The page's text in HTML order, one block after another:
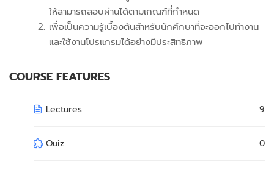
ให้สามารถสอบผ่านได้ตามเกณฑ์ที่กำหนด
เพื่อเป็นความรู้เบื้องต้นสำหรับนักศึกษาที่จะออกไปทำงาน
และใช้งานโปรแกรมได้อย่างมีประสิทธิภาพ
COURSE FEATURES
Lectures 9
Quiz 0